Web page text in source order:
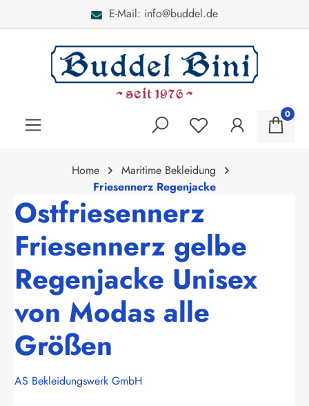
E-Mail: info@buddel.de
0
Home
Maritime Bekleidung
Friesennerz Regenjacke
Ostfriesennerz
Friesennerz gelbe
Regenjacke Unisex
von Modas alle
Größen
AS Bekleidungswerk GmbH